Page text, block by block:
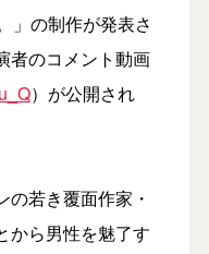
」の制作が発表さ
者のコメント動画
）が公開され
若き覆面作家・
から男性を魅了す